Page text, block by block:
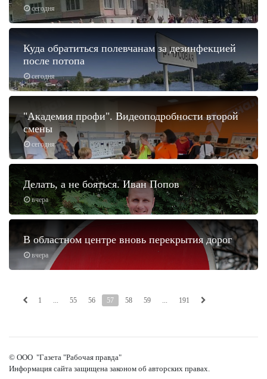
сегодня
сегодня
Куда обратиться полевчанам за дезинфекцией
после потопа
сегодня
"Академия профи". Видеоподробности второй
смены
вчера
Делать, а не бояться. Иван Попов
вчера
В областном центре вновь перекрытия дорог
1 ... 55 56 57 58 59 ... 191
© ООО "Газета "Рабочая правда"
Информация сайта защищена законом об авторских правах.